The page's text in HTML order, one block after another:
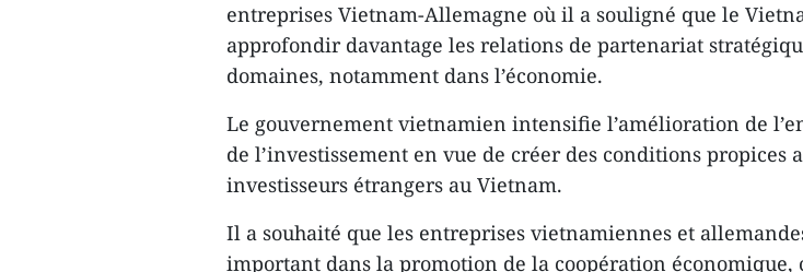
entreprises Vietnam-Allemagne où il a souligné que le
approfondir davantage les relations de partenariat
domaines, notamment dans l’économie.
Le gouvernement vietnamien intensifie l’amélioration de
de l’investissement en vue de créer des conditions propices
investisseurs étrangers au Vietnam.
Il a souhaité que les entreprises vietnamiennes et
important dans la promotion de la coopération